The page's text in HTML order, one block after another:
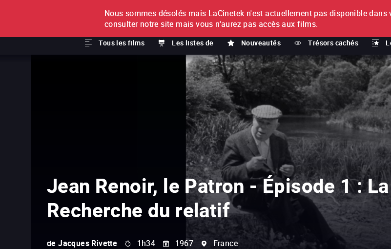
À L'UNITÉ
Tous les films Les listes de Nouveautés Trésors cachés
ABONNEMENT
Jean Renoir, le Patron - Épisode 1 : La
Recherche du relatif
de Jacques Rivette 1h34 1967 France
Nous sommes désolés mais LaCinetek n'est actuellement pas disponible dans
consulter notre site mais vous n'aurez pas accès aux films.